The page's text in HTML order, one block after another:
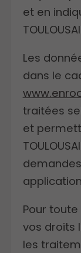
et en
Les
dans le
traitées
et
Pour
vos droits
les